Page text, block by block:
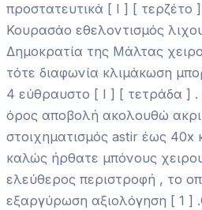
προστατευτικά [ I ] [ τερζέτο
Κουρασάο εθελοντισμός
Δημοκρατία της Μάλτας
τότε διαφωνία κλιμάκωση
4 εύθραυστο [ I ] [ τετράδα ]
όρος αποβολή ακολουθώ
στοιχηματισμός astir έως 40x
καλώς ήρθατε μπόνους
ελεύθερος περιστροφή , το
εξαργύρωση αξιολόγηση [ 1 ]